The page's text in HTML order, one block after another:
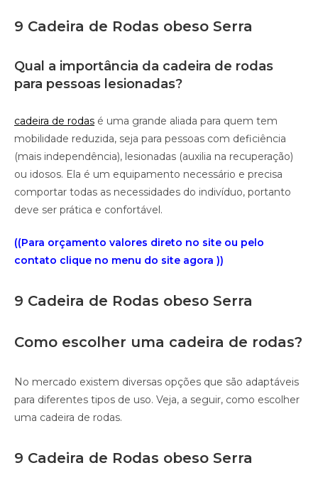
9 Cadeira de Rodas obeso Serra
Qual a importância da cadeira de rodas
para pessoas lesionadas?
cadeira de rodas é uma grande aliada para quem tem
mobilidade reduzida, seja para pessoas com deficiência
(mais independência), lesionadas (auxilia na recuperação)
ou idosos. Ela é um equipamento necessário e precisa
comportar todas as necessidades do indivíduo, portanto
deve ser prática e confortável.
((Para orçamento valores direto no site ou pelo
contato clique no menu do site agora ))
9 Cadeira de Rodas obeso Serra
Como escolher uma cadeira de rodas?
No mercado existem diversas opções que são adaptáveis
para diferentes tipos de uso. Veja, a seguir, como escolher
uma cadeira de rodas.
9 Cadeira de Rodas obeso Serra